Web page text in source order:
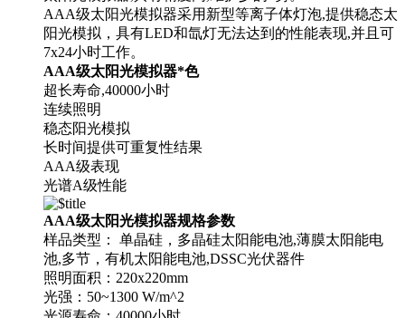
AAA级太阳光模拟器采用新型等离子体灯泡,提供稳态太
阳光模拟，具有LED和氙灯无法达到的性能表现,并且可
7x24小时工作。
AAA级太阳光模拟器*色
超长寿命,40000小时
连续照明
稳态阳光模拟
长时间提供可重复性结果
AAA级表现
光谱A级性能
AAA级太阳光模拟器规格参数
样品类型： 单晶硅，多晶硅太阳能电池,薄膜太阳能电
池,多节，有机太阳能电池,DSSC光伏器件
照明面积：220x220mm
光强：50~1300 W/m^2